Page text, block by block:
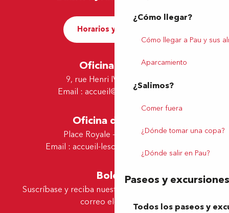
¿Cómo llegar?
Cómo llegar a Pau y sus
Aparcamiento
¿Salimos?
Comer fuera
¿Dónde tomar una copa?
¿Dónde salir en Pau?
Paseos y excursiones
Todos los paseos y
Horarios y contacto
Oficina de Pau
9, rue Henri IV - 64000 Pau
Email : accueil@tourismepau.fr
Oficina de Lescar
Place Royale - 64230 Lescar
Email : accueil-lescar@tourismepau.fr
Boletín
Suscríbase y reciba nuestras ofertas y noticias por
correo electrónico